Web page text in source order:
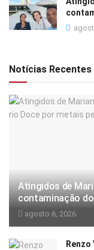
Notícias Recentes
Atingidos de
contaminação
agosto 6, 2026